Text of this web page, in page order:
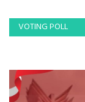
VOTING POLL